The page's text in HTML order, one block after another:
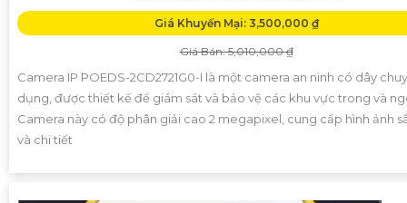
Giá Khuyến Mại: 3,500,000 ₫
Giá Bán: 5,010,000 ₫
Camera IP POEDS-2CD2721G0-I là một camera an ninh có dây
dụng, được thiết kế để giám sát và bảo vệ các khu vực trong và
Camera này có độ phân giải cao 2 megapixel, cung cấp hình ảnh
và chi tiết